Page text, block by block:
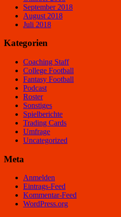
September 2018
August 2018
Juli 2018
Kategorien
Coaching Staff
College Football
Fantasy Football
Podcast
Roster
Sonstiges
Spielberichte
Trading Cards
Umfrage
Uncategorized
Meta
Anmelden
Eintrags-Feed
Kommentar-Feed
WordPress.org